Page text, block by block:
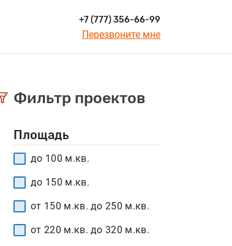
+7 (777) 356-66-99
Перезвоните мне
Фильтр проектов
Площадь
до 100 м.кв.
до 150 м.кв.
от 150 м.кв. до 250 м.кв.
от 220 м.кв. до 320 м.кв.